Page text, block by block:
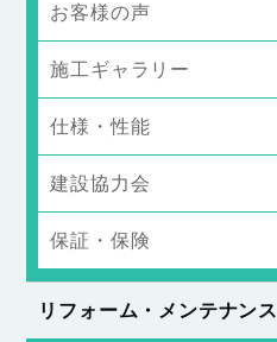
お客様の声
施工ギャラリー
仕様・性能
建設協力会
保証・保険
リフォーム・メンテナンス